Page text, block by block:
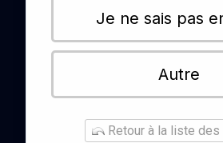
Je ne sais pas
Autre
Retour à la liste